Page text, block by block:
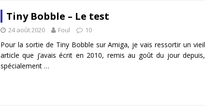
Tiny Bobble – Le test
24 août 2020 Foul 10
Pour la sortie de Tiny Bobble sur Amiga, je vais ressortir un vieil
article que j’avais écrit en 2010, remis au goût du jour depuis,
spécialement …